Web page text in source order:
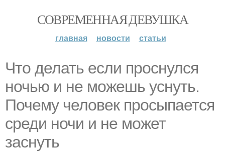
СОВРЕМЕННАЯ ДЕВУШКА
главная новости статьи
Что делать если проснулся
ночью и не можешь уснуть.
Почему человек просыпается
среди ночи и не может
заснуть